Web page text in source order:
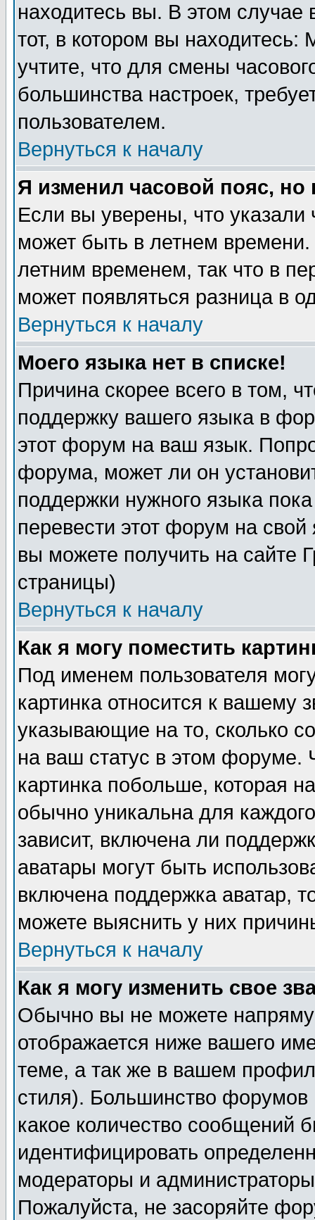
находитесь вы. В этом
тот, в котором вы
учтите, что для смены
большинства настроек,
пользователем.
Вернуться к началу
Я изменил часовой пояс,
Если вы уверены, что указали
может быть в летнем
летним временем, так что в
может появляться разница в
Вернуться к началу
Моего языка нет в списке!
Причина скорее всего в том,
поддержку вашего языка в
этот форум на ваш язык.
форума, может ли он
поддержки нужного языка
перевести этот форум на
вы можете получить на сайте
страницы)
Вернуться к началу
Как я могу поместить
Под именем пользователя
картинка относится к вашему
указывающие на то, сколько
на ваш статус в этом форуме.
картинка побольше, которая
обычно уникальна для
зависит, включена ли
аватары могут быть
включена поддержка аватар,
можете выяснить у них
Вернуться к началу
Как я могу изменить свое
Обычно вы не можете
отображается ниже вашего
теме, а так же в вашем
стиля). Большинство форумов
какое количество сообщений
идентифицировать
модераторы и
Пожалуйста, не засоряйте